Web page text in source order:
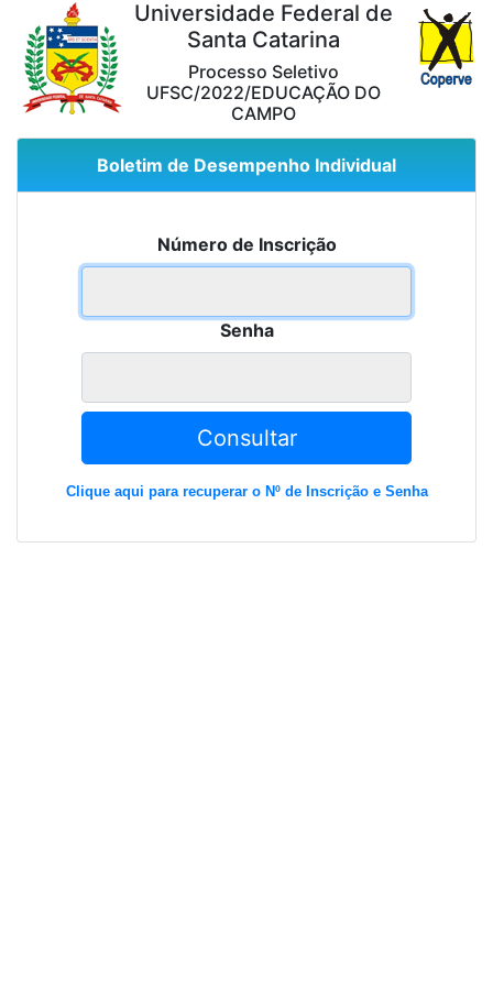
Universidade Federal de
Santa Catarina
Processo Seletivo
UFSC/2022/EDUCAÇÃO DO
CAMPO
Boletim de Desempenho Individual
Número de Inscrição
Senha
Consultar
Clique aqui para recuperar o Nº de Inscrição e Senha